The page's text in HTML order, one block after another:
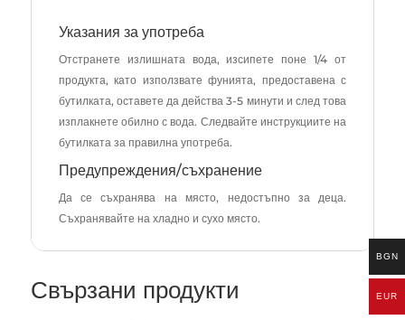
Указания за употреба
Отстранете излишната вода, изсипете поне 1/4 от
продукта, като използвате фунията, предоставена с
бутилката, оставете да действа 3-5 минути и след това
изплакнете обилно с вода. Следвайте инструкциите на
бутилката за правилна употреба.
Предупреждения/съхранение
Да се съхранява на място, недостъпно за деца.
Съхранявайте на хладно и сухо място.
Свързани продукти
BGN
EUR